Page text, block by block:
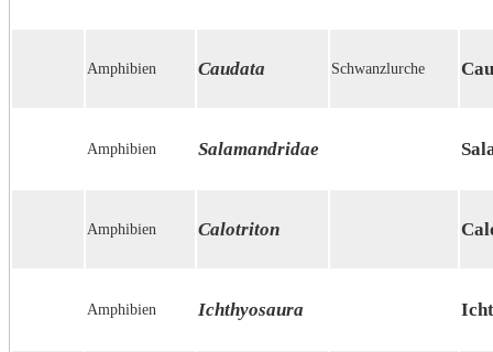
Amphibien Caudata Schwanzlurche
Amphibien Salamandridae
Amphibien Calotriton
Amphibien Ichthyosaura